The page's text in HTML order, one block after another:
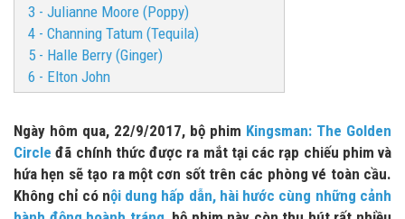
3 - Julianne Moore (Poppy)
4 - Channing Tatum (Tequila)
5 - Halle Berry (Ginger)
6 - Elton John
Ngày hôm qua, 22/9/2017, bộ phim Kingsman: The Golden
Circle đã chính thức được ra mắt tại các rạp chiếu phim và
hứa hẹn sẽ tạo ra một cơn sốt trên các phòng vé toàn cầu.
Không chỉ có nội dung hấp dẫn, hài hước cùng những cảnh